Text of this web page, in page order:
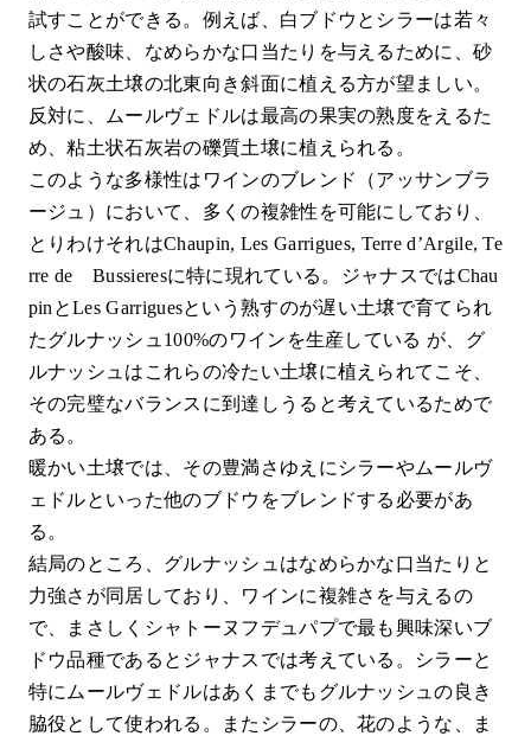
試すことができる。例えば、白ブドウとシラーは若々
しさや酸味、なめらかな口当たりを与えるために、砂
状の石灰土壌の北東向き斜面に植える方が望ましい。
反対に、ムールヴェドルは最高の果実の熟度をえるた
め、粘土状石灰岩の礫質土壌に植えられる。
このような多様性はワインのブレンド（アッサンブラ
ージュ）において、多くの複雑性を可能にしており、
とりわけそれはChaupin, Les Garrigues, Terre d’Argile, Te
rre de Bussieresに特に現れている。ジャナスではChau
pinとLes Garriguesという熟すのが遅い土壌で育てられ
たグルナッシュ100%のワインを生産している が、グ
ルナッシュはこれらの冷たい土壌に植えられてこそ、
その完璧なバランスに到達しうると考えているためで
ある。
暖かい土壌では、その豊満さゆえにシラーやムールヴ
ェドルといった他のブドウをブレンドする必要があ
る。
結局のところ、グルナッシュはなめらかな口当たりと
力強さが同居しており、ワインに複雑さを与えるの
で、まさしくシャトーヌフデュパプで最も興味深いブ
ドウ品種であるとジャナスでは考えている。シラーと
特にムールヴェドルはあくまでもグルナッシュの良き
脇役として使われる。またシラーの、花のような、ま